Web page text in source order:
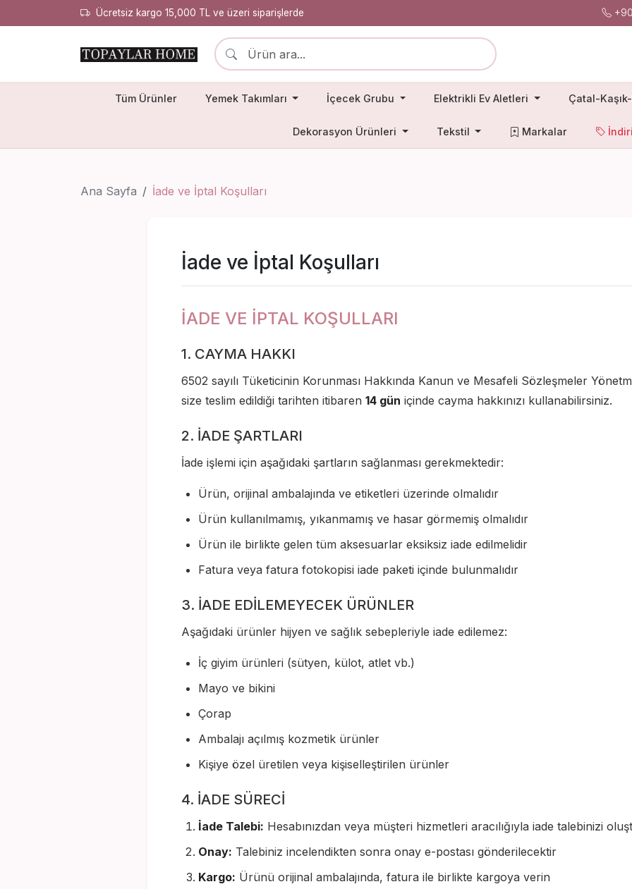
Ücretsiz kargo 15,000 TL ve üzeri siparişlerde
Tüm Ürünler Yemek Takımları İçecek Grubu Elektrikli Ev Aletleri Çatal-
Dekorasyon Ürünleri Tekstil Markalar
Ana Sayfa İade ve İptal Koşulları
İade ve İptal Koşulları
İADE VE İPTAL KOŞULLARI
1. CAYMA HAKKI
6502 sayılı Tüketicinin Korunması Hakkında Kanun ve Mesafeli Sözleşmeler
size teslim edildiği tarihten itibaren 14 gün içinde cayma hakkınızı kullanabilirsiniz.
2. İADE ŞARTLARI
İade işlemi için aşağıdaki şartların sağlanması gerekmektedir:
Ürün, orijinal ambalajında ve etiketleri üzerinde olmalıdır
Ürün kullanılmamış, yıkanmamış ve hasar görmemiş olmalıdır
Ürün ile birlikte gelen tüm aksesuarlar eksiksiz iade edilmelidir
Fatura veya fatura fotokopisi iade paketi içinde bulunmalıdır
3. İADE EDİLEMEYECEK ÜRÜNLER
Aşağıdaki ürünler hijyen ve sağlık sebepleriyle iade edilemez:
İç giyim ürünleri (sütyen, külot, atlet vb.)
Mayo ve bikini
Çorap
Ambalajı açılmış kozmetik ürünler
Kişiye özel üretilen veya kişiselleştirilen ürünler
4. İADE SÜRECİ
İade Talebi: Hesabınızdan veya müşteri hizmetleri aracılığıyla iade talebinizi
Onay: Talebiniz incelendikten sonra onay e-postası gönderilecektir
Kargo: Ürünü orijinal ambalajında, fatura ile birlikte kargoya verin